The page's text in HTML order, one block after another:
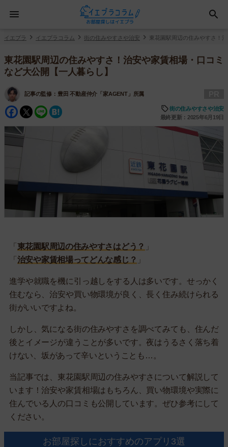
イエプラ イエプラコラム 街の住みやすさや治安 東花園駅周辺の住みやすさ！
東花園駅周辺の住みやすさ！治安や家賃相場・口コミ
など大公開【一人暮らし】
記事の監修： 豊田 不動産仲介「家AGENT」所属
Facebook
Twitter
Line
街の住みやすさや治安
最終更新：2025年6月19日
「 東花園駅周辺の住みやすさはどう？ 」
「 治安や家賃相場ってどんな感じ？ 」
進学や就職を機に引っ越しをする人は多いです。せっかく
住むなら、治安や買い物環境が良く、長く住み続けられる
街がいいですよね。
しかし、気になる街の住みやすさを調べてみても、住んだ
後とイメージが違うことが多いです。夜はうるさく落ち着
けない、坂があって辛いということも…。
当記事では、東花園駅周辺の住みやすさについて解説して
います！治安や家賃相場はもちろん、買い物環境や実際に
住んでいる人の口コミも公開しています。ぜひ参考にして
ください。
お部屋探しにおすすめのアプリ3選